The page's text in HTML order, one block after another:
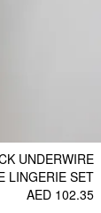
UNDERWIRE
LINGERIE SET
AED 102.35